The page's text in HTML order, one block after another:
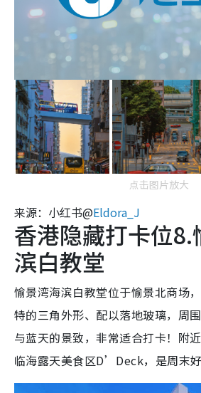
点击图片放大
来源：小红书@Eldora_J
香港隐藏打卡位8.
滨白教堂
愉景湾海滨白教堂位于愉景北商场
特的三角外形、配以落地玻璃，周
与蓝天的景致，非常适合打卡！附
临海露天美食区D’Deck，是周末好